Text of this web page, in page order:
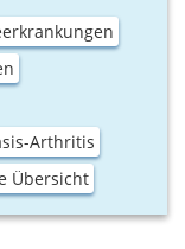
Arthritis
Übersicht